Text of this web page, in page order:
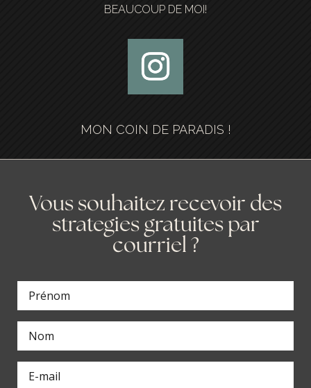
BEAUCOUP DE MOI!
MON COIN DE PARADIS !
Vous souhaitez recevoir des
strategies gratuites par
courriel ?